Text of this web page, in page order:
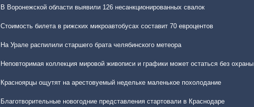
В Воронежской области выявили 126 несанкционированных свалок
Стоимость билета в рижских микроавтобусах составит 70 евроцентов
На Урале распилили старшего брата челябинского метеора
Неповторимая коллекция мировой живописи и графики может остаться без охраны
Красноярцы ощутят на арестовуемый недельке маленькое похолодание
Благотворительные новогодние представления стартовали в Краснодаре